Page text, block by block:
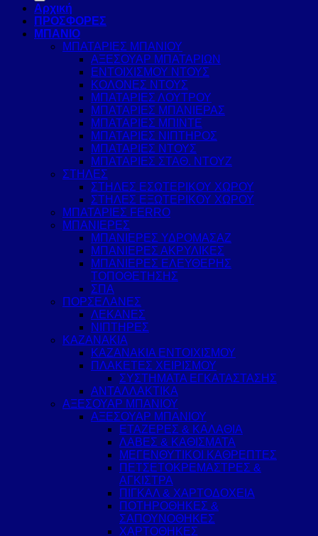
Αρχική
ΠΡΟΣΦΟΡΕΣ
ΜΠΑΝΙΟ
ΜΠΑΤΑΡΙΕΣ ΜΠΑΝΙΟΥ
ΑΞΕΣΟΥΑΡ ΜΠΑΤΑΡΙΩΝ
ΕΝΤΟΙΧΙΣΜΟΥ ΝΤΟΥΣ
ΚΟΛΟΝΕΣ ΝΤΟΥΣ
ΜΠΑΤΑΡΙΕΣ ΛΟΥΤΡΟΥ
ΜΠΑΤΑΡΙΕΣ ΜΠΑΝΙΕΡΑΣ
ΜΠΑΤΑΡΙΕΣ ΜΠΙΝΤΕ
ΜΠΑΤΑΡΙΕΣ ΝΙΠΤΗΡΟΣ
ΜΠΑΤΑΡΙΕΣ ΝΤΟΥΣ
ΜΠΑΤΑΡΙΕΣ ΣΤΑΘ. ΝΤΟΥΖ
ΣΤΗΛΕΣ
ΣΤΗΛΕΣ ΕΣΩΤΕΡΙΚΟΥ ΧΩΡΟΥ
ΣΤΗΛΕΣ ΕΞΩΤΕΡΙΚΟΥ ΧΩΡΟΥ
ΜΠΑΤΑΡΙΕΣ FERRO
ΜΠΑΝΙΕΡΕΣ
ΜΠΑΝΙΕΡΕΣ ΥΔΡΟΜΑΣΑΖ
ΜΠΑΝΙΕΡΕΣ ΑΚΡΥΛΙΚΕΣ
ΜΠΑΝΙΕΡΕΣ ΕΛΕΥΘΕΡΗΣ
ΤΟΠΟΘΕΤΗΣΗΣ
ΣΠΑ
ΠΟΡΣΕΛΑΝΕΣ
ΛΕΚΑΝΕΣ
ΝΙΠΤΗΡΕΣ
ΚΑΖΑΝΑΚΙΑ
ΚΑΖΑΝΑΚΙΑ ΕΝΤΟΙΧΙΣΜΟΥ
ΠΛΑΚΕΤΕΣ ΧΕΙΡΙΣΜΟΥ
ΣΥΣΤΗΜΑΤΑ ΕΓΚΑΤΑΣΤΑΣΗΣ
ΑΝΤΑΛΛΑΚΤΙΚΑ
ΑΞΕΣΟΥΑΡ ΜΠΑΝΙΟΥ
ΑΞΕΣΟΥΑΡ ΜΠΑΝΙΟΥ
ΕΤΑΖΕΡΕΣ & ΚΑΛΑΘΙΑ
ΛΑΒΕΣ & ΚΑΘΙΣΜΑΤΑ
ΜΕΓΕΝΘΥΤΙΚΟΙ ΚΑΘΡΕΠΤΕΣ
ΠΕΤΣΕΤΟΚΡΕΜΑΣΤΡΕΣ &
ΑΓΚΙΣΤΡΑ
ΠΙΓΚΑΛ & ΧΑΡΤΟΔΟΧΕΙΑ
ΠΟΤΗΡΟΘΗΚΕΣ &
ΣΑΠΟΥΝΟΘΗΚΕΣ
ΧΑΡΤΟΘΗΚΕΣ